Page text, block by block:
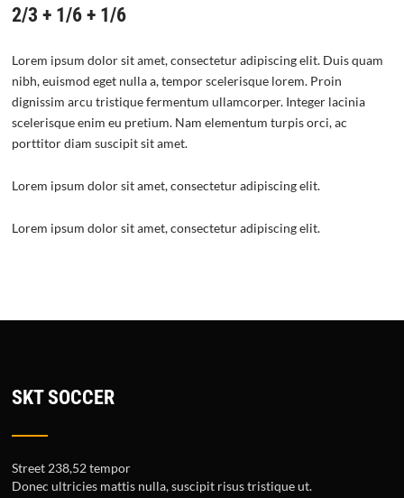
2/3 + 1/6 + 1/6
Lorem ipsum dolor sit amet, consectetur adipiscing elit. Duis quam
nibh, euismod eget nulla a, tempor scelerisque lorem. Proin
dignissim arcu tristique fermentum ullamcorper. Integer lacinia
scelerisque enim eu pretium. Nam elementum turpis orci, ac
porttitor diam suscipit sit amet.
Lorem ipsum dolor sit amet, consectetur adipiscing elit.
Lorem ipsum dolor sit amet, consectetur adipiscing elit.
SKT SOCCER
Street 238,52 tempor
Donec ultricies mattis nulla, suscipit risus tristique ut.